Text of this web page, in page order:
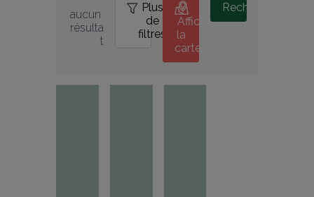
aucun
résulta
t
Plus
de
filtres
Afficher
la
carte
Rechercher